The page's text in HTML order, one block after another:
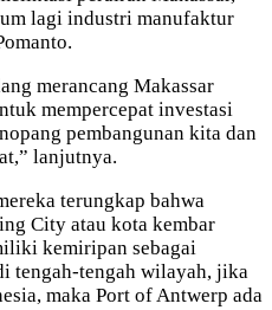
lagi industri manufaktur
merancang Makassar
mempercepat investasi
pembangunan kita dan
lanjutnya.
terungkap bahwa
City atau kota kembar
kemiripan sebagai
tengah-tengah wilayah, jika
maka Port of Antwerp ada